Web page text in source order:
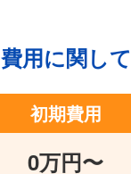
費用に関して
初期費用
0万円〜